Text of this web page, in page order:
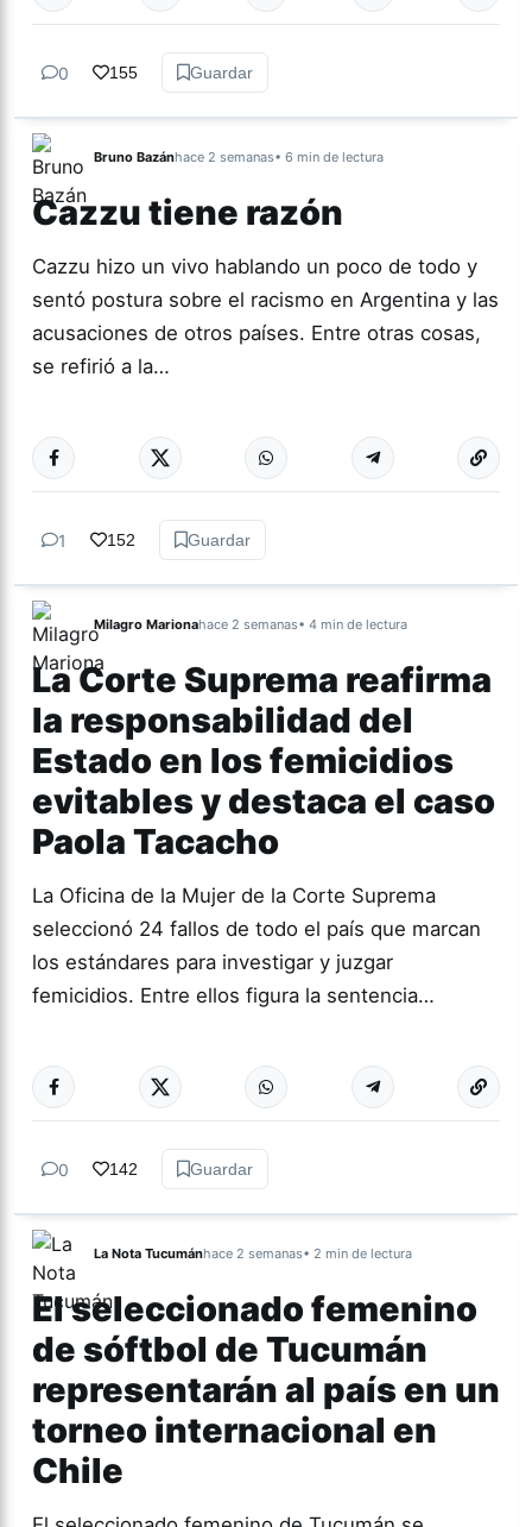
0 155 Guardar
Bruno Bazánhace 2 semanas• 6 min de lectura
Cazzu tiene razón
Cazzu hizo un vivo hablando un poco de todo y
sentó postura sobre el racismo en Argentina y las
acusaciones de otros países. Entre otras cosas,
se refirió a la…
ACTUALIDAD Más
1 152 Guardar
Milagro Marionahace 2 semanas• 4 min de lectura
La Corte Suprema reafirma
la responsabilidad del
Estado en los femicidios
evitables y destaca el caso
Paola Tacacho
La Oficina de la Mujer de la Corte Suprema
seleccionó 24 fallos de todo el país que marcan
los estándares para investigar y juzgar
femicidios. Entre ellos figura la sentencia…
GÉNERO Y
DIVERSIDAD
Más
0 142 Guardar
La Nota Tucumánhace 2 semanas• 2 min de lectura
El seleccionado femenino
de sóftbol de Tucumán
representarán al país en un
torneo internacional en
Chile